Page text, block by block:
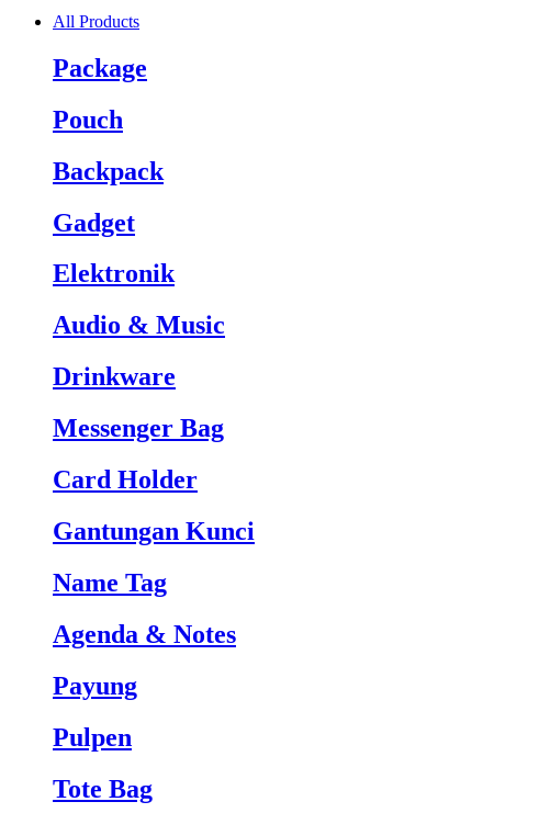
All Products
Package
Pouch
Backpack
Gadget
Elektronik
Audio & Music
Drinkware
Messenger Bag
Card Holder
Gantungan Kunci
Name Tag
Agenda & Notes
Payung
Pulpen
Tote Bag